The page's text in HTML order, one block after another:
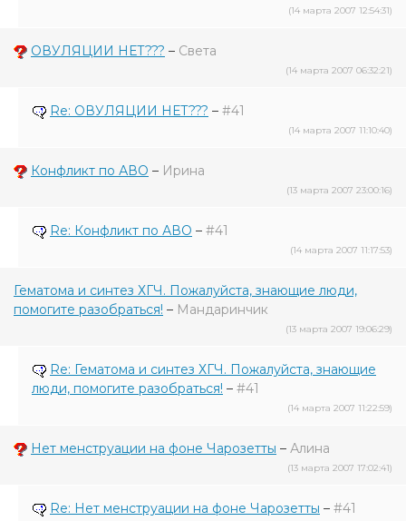
(14 марта 2007 12:54:31)
ОВУЛЯЦИИ НЕТ??? – Света
(14 марта 2007 06:32:21)
Re: ОВУЛЯЦИИ НЕТ??? – #41
(14 марта 2007 11:10:40)
Конфликт по АВО – Ирина
(13 марта 2007 23:00:16)
Re: Конфликт по АВО – #41
(14 марта 2007 11:17:53)
Гематома и синтез ХГЧ. Пожалуйста, знающие люди,
помогите разобраться! – Мандаринчик
(13 марта 2007 19:06:29)
Re: Гематома и синтез ХГЧ. Пожалуйста, знающие
люди, помогите разобраться! – #41
(14 марта 2007 11:22:59)
Нет менструации на фоне Чарозетты – Алина
(13 марта 2007 17:02:41)
Re: Нет менструации на фоне Чарозетты – #41